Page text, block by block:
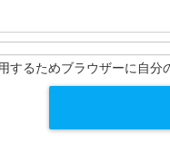
するためブラウザーに自